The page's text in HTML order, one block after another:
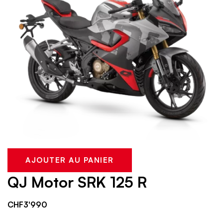
AJOUTER AU PANIER
QJ Motor SRK 125 R
CHF3'990